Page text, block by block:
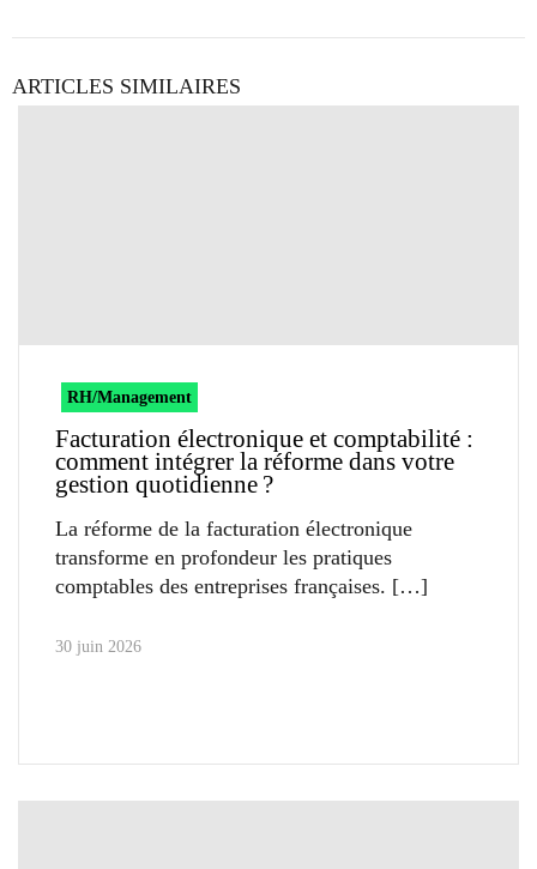
ARTICLES SIMILAIRES
RH/Management
Facturation électronique et comptabilité :
comment intégrer la réforme dans votre
gestion quotidienne ?
La réforme de la facturation électronique
transforme en profondeur les pratiques
comptables des entreprises françaises.
30 juin 2026